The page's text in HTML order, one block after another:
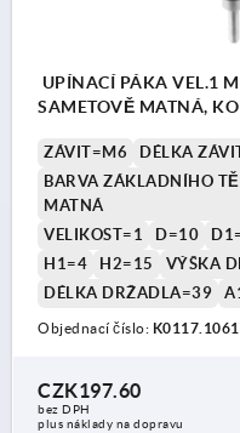
UPÍNACÍ PÁKA VEL.1
SAMETOVĚ MATNÁ,
ZÁVIT=M6
DÉLKA
BARVA ZÁKLADNÍHO
MATNÁ
VELIKOST=1
D=10
H1=4
H2=15 VÝŠKA
DÉLKA DRŽADLA=39
Objednací číslo:
CZK197.60
bez DPH
plus náklady na dopravu